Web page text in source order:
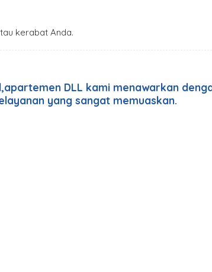
kerabat Anda.
DLL kami menawarkan
yang sangat memuaskan.